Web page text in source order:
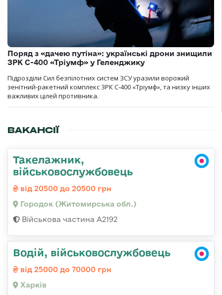
Поряд з «дачею путіна»: українські дрони знищили
ЗРК С-400 «Тріумф» у Геленджику
Підрозділи Сил безпілотних систем ЗСУ уразили ворожий
зенітний-ракетний комплекс ЗРК С-400 «Тріумф», та низку інших
важливих цілей противника.
ВАКАНСІЇ
Такелажник,
військовослужбовець
від 20500 до 20500 грн
Городок (Житомирська обл.)
Військова частина А2192
Водій, військовослужбовець
від 25000 до 70000 грн
Харків